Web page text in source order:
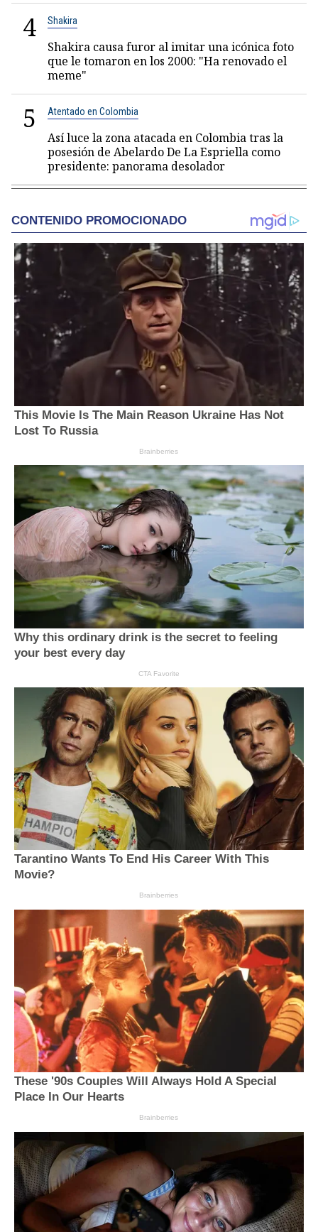
4 Shakira
Shakira causa furor al imitar una icónica foto
que le tomaron en los 2000: "Ha renovado el
meme"
5 Atentado en Colombia
Así luce la zona atacada en Colombia tras la
posesión de Abelardo De La Espriella como
presidente: panorama desolador